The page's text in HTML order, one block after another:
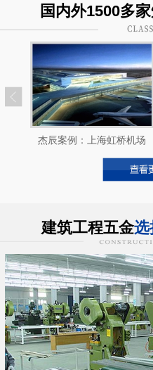
国内外1500多
杰辰案例：上海虹桥机场
建筑工程五金选